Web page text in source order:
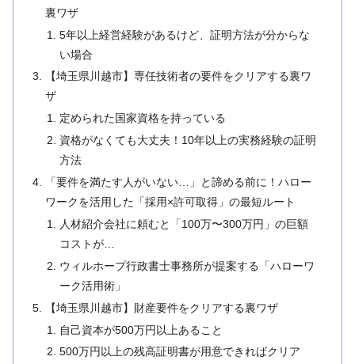
裏ワザ
5年以上経営経験があるけど、証明方法が分からな
い場合
【埼玉県川越市】専任技術者の要件をクリアする裏ワ
ザ
定められた国家資格を持っている
資格がなくても大丈夫！10年以上の実務経験の証明
方法
「要件を満たす人がいない…」と諦める前に！ハロー
ワークを活用した「採用×許可取得」の最短ルート
人材紹介会社に頼むと「100万〜300万円」の巨額
コストが…
ウィルホープ行政書士事務所が提案する「ハローワ
ーク活用術」
【埼玉県川越市】財産要件をクリアする裏ワザ
自己資本が500万円以上あること
500万円以上の残高証明書が用意できればクリア